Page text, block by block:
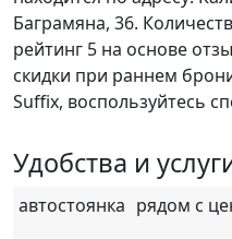
Баграмяна, 36.
рейтинг 5 на основе
скидки при раннем
Suffix, воспользуйтесь
Удобства и
автостоянка рядом с